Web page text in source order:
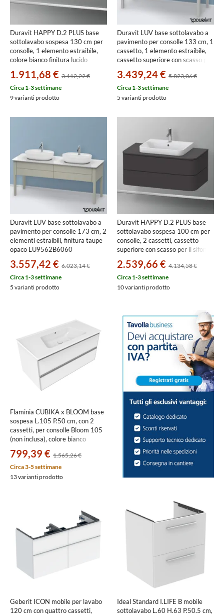
Duravit HAPPY D.2 PLUS base
sottolavabo sospesa 130 cm per
consolle, 1 elemento estraibile,
colore bianco finitura lucido
1.911,68 € 3.112,22 €
Circa 1-3 settimane
9 varianti prodotto
Duravit LUV base sottolavabo a
pavimento per consolle 133 cm, 1
cassetto, 1 elemento estraibile,
cassetto superiore con scasso per
bianco Nordic finitura opaco
LU956603939
3.439,24 € 5.823,06 €
Circa 1-3 settimane
5 varianti prodotto
Duravit LUV base sottolavabo a
pavimento per consolle 173 cm, 2
elementi estraibili, finitura taupe
opaco LU9562B6060
3.557,42 € 6.023,14 €
Circa 1-3 settimane
5 varianti prodotto
Duravit HAPPY D.2 PLUS base
sottolavabo sospesa 100 cm per
consolle, 2 cassetti, cassetto
superiore con scasso per il sifone,
HP496108080
2.539,66 € 4.134,58 €
Circa 1-3 settimane
10 varianti prodotto
Flaminia CUBIKA x BLOOM base
sospesa L.105 P.50 cm, con 2
cassetti, per consolle Bloom 105
(non inclusa), colore bianco
799,39 € 1.565,26 €
Circa 3-5 settimane
13 varianti prodotto
Geberit ICON mobile per lavabo
120 cm con quattro cassetti,
Ideal Standard I.LIFE B mobile
sottolavabo L.60 H.63 P.50.5 cm,